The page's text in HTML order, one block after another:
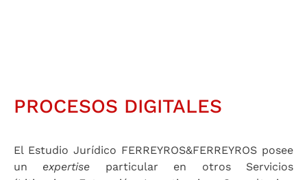
PROCESOS DIGITALES
El Estudio Jurídico FERREYROS&FERREYROS posee
un expertise particular en otros Servicios